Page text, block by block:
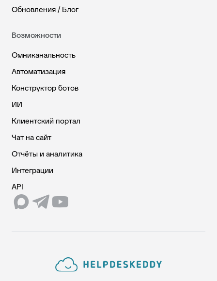
Обновления / Блог
Возможности
Омниканальность
Автоматизация
Конструктор ботов
ИИ
Клиентский портал
Чат на сайт
Отчёты и аналитика
Интеграции
API